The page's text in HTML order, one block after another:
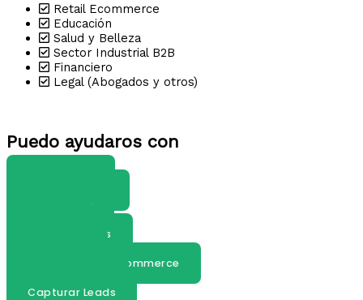
Retail Ecommerce
Educación
Salud y Belleza
Sector Industrial B2B
Financiero
Legal (Abogados y otros)
Puedo ayudaros con
Prestashop
Instagram Ads
Maketing Para Ecommerce
Capturar Leads